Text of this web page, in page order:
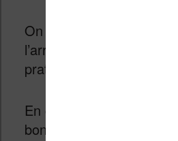
On a un bouton marche /
l’arrière de la liseuse ce
pratique.
En guise de port USB,
bonne idée de placer un